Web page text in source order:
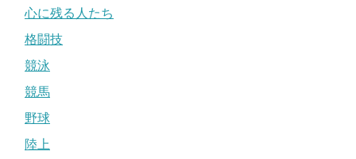
心に残る人たち
格闘技
競泳
競馬
野球
陸上